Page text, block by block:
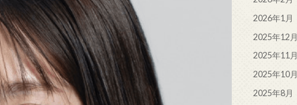
2026年1月
2025年12月
2025年11月
2025年10月
2025年8月